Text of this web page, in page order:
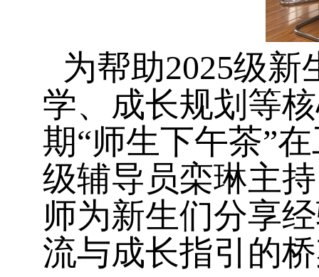
为帮助2025级新
学、成长规划等
期“师生下午茶”
级辅导员栾琳主
师为新生们分享
流与成长指引的